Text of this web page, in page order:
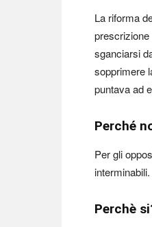
La riforma
sganciarsi
sopprimere
puntava ad
Perché
Per gli
interminabili.
Perchè